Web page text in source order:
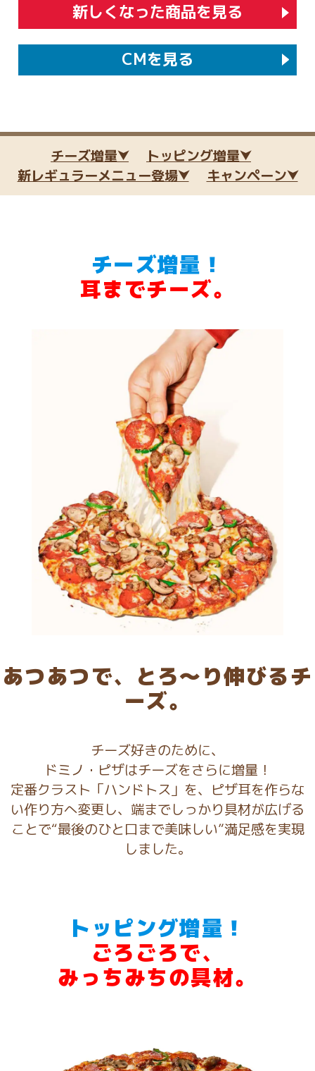
新しくなった商品を見る
CMを見る
チーズ増量⮟
トッピング増量⮟
新レギュラーメニュー登場⮟
キャンペーン⮟
チーズ増量！
耳までチーズ。
あつあつで、とろ〜り伸びるチ
ーズ。
チーズ好きのために、
ドミノ・ピザはチーズをさらに増量！
定番クラスト「ハンドトス」を、ピザ耳を作らな
い作り方へ変更し、 端までしっかり具材が広げる
ことで“最後のひと口まで美味しい”満足感を実現
しました。​
トッピング増量！
ごろごろで、
みっちみちの具材。